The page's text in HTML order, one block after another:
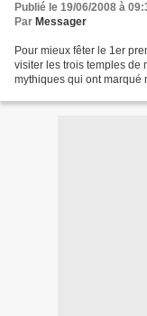
Publié le 19/06/2008 à
Par Messager
Pour mieux fêter le 1er
visiter les trois temples de
mythiques qui ont marqué